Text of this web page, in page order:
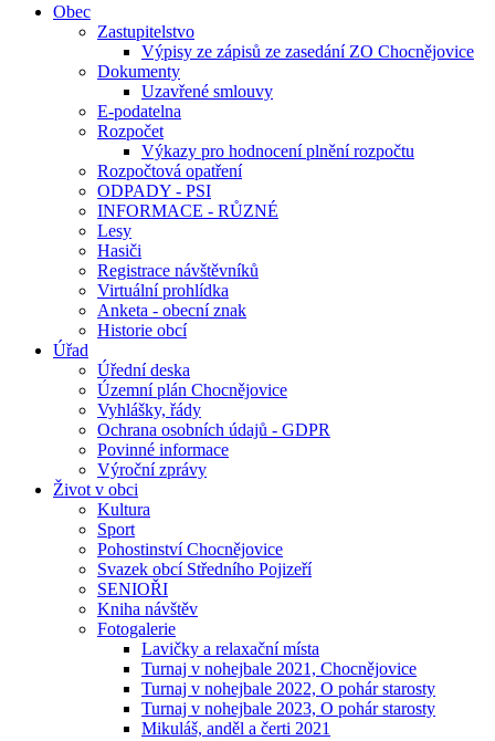
Obec
Zastupitelstvo
Výpisy ze zápisů ze zasedání ZO Chocnějovice
Dokumenty
Uzavřené smlouvy
E-podatelna
Rozpočet
Výkazy pro hodnocení plnění rozpočtu
Rozpočtová opatření
ODPADY - PSI
INFORMACE - RŮZNÉ
Lesy
Hasiči
Registrace návštěvníků
Virtuální prohlídka
Anketa - obecní znak
Historie obcí
Úřad
Úřední deska
Územní plán Chocnějovice
Vyhlášky, řády
Ochrana osobních údajů - GDPR
Povinné informace
Výroční zprávy
Život v obci
Kultura
Sport
Pohostinství Chocnějovice
Svazek obcí Středního Pojizeří
SENIOŘI
Kniha návštěv
Fotogalerie
Lavičky a relaxační místa
Turnaj v nohejbale 2021, Chocnějovice
Turnaj v nohejbale 2022, O pohár starosty
Turnaj v nohejbale 2023, O pohár starosty
Mikuláš, anděl a čerti 2021